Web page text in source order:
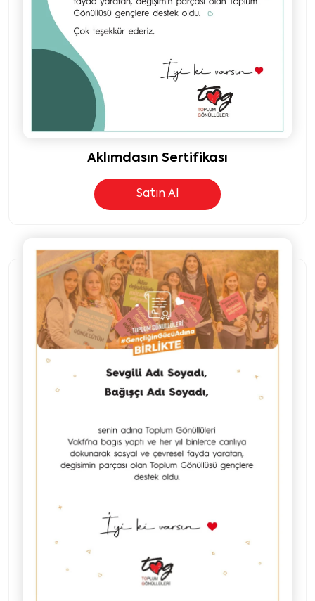
Aklımdasın Sertifikası
Satın Al